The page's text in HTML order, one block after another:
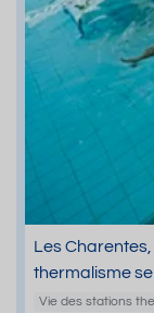
Les
thermalisme
Vie des stations